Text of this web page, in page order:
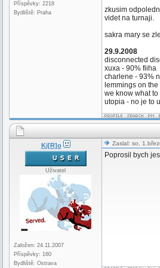
Příspěvky: 2218
Bydliště: Praha
zkusim
videt na turnaji.
sakra mary se
29.9.2008
disconnected
xuxa - 90% fiiha
charlene - 93%
lemmings on
we know what to
utopia - no je to
Ki[R]o
Uživatel
Založen: 24.11.2007
Příspěvky: 160
Bydliště: Ostrava
Zaslal: so,
Poprosil bych